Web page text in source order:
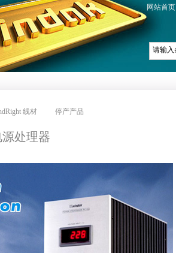
网站首页
线材 停产产品
源处理器